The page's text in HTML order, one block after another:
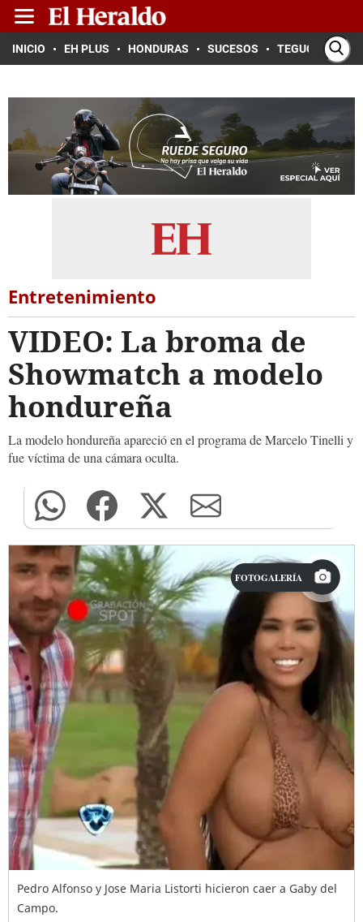
INICIO EH PLUS HONDURAS SUCESOS TEGUCIGALPA
Entretenimiento
VIDEO: La broma de
Showmatch a modelo
hondureña
La modelo hondureña apareció en el programa de Marcelo Tinelli y
fue víctima de una cámara oculta.
FOTOGALERÍA
Pedro Alfonso y Jose Maria Listorti hicieron caer a Gaby del
Campo.